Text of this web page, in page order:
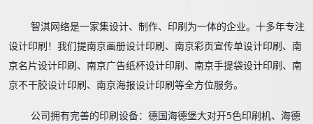
智淇网络是一家集设计、制作、印刷为一体的企业。十多年专注
设计印刷！我们提南京画册设计印刷、南京彩页宣传单设计印刷、南
京名片设计印刷、南京广告纸杯设计印刷、南京手提袋设计印刷、南
京不干胶设计印刷、南京海报设计印刷等全方位服务。
公司拥有完善的印刷设备：德国海德堡大对开5色印刷机、海德